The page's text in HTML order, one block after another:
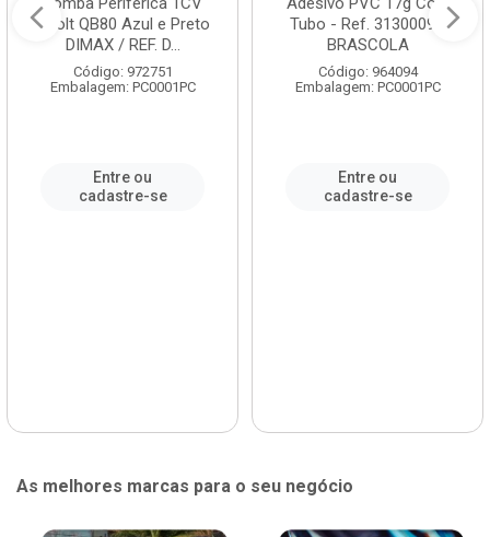
Bivolt QB80 Azul e Preto
DIMAX / REF. D...
Código: 972751
Embalagem: PC0001PC
Entre ou
cadastre-se
Tubo - Ref. 3130009 -
BRASCOLA
Código: 964094
Embalagem: PC0001PC
Entre ou
cadastre-se
As melhores marcas para o seu negócio